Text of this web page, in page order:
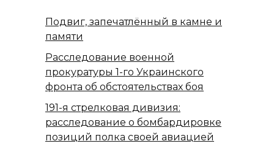
Подвиг, запечатлённый в камне и
памяти
Расследование военной
прокуратуры 1-го Украинского
фронта об обстоятельствах боя
191-я стрелковая дивизия:
расследование о бомбардировке
позиций полка своей авиацией